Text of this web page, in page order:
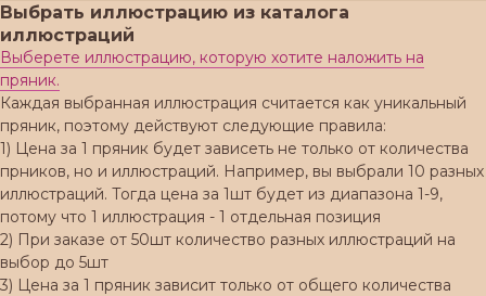
Выбрать иллюстрацию из каталога
иллюстраций
Выберете иллюстрацию, которую хотите наложить на
пряник.
Каждая выбранная иллюстрация считается как уникальный
пряник, поэтому действуют следующие правила:
1) Цена за 1 пряник будет зависеть не только от количества
прников, но и иллюстраций. Например, вы выбрали 10 разных
иллюстраций. Тогда цена за 1шт будет из диапазона 1-9,
потому что 1 иллюстрация - 1 отдельная позиция
2) При заказе от 50шт количество разных иллюстраций на
выбор до 5шт
3) Цена за 1 пряник зависит только от общего количества